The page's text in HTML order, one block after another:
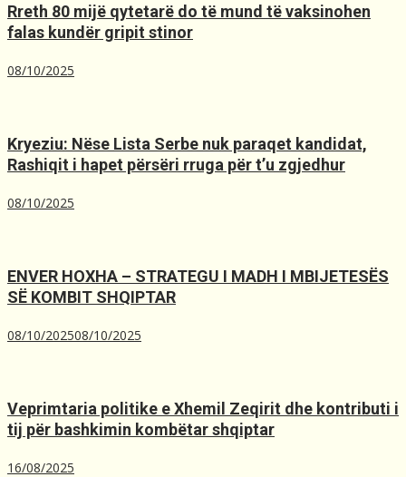
Rreth 80 mijë qytetarë do të mund të vaksinohen
falas kundër gripit stinor
08/10/2025
Kryeziu: Nëse Lista Serbe nuk paraqet kandidat,
Rashiqit i hapet përsëri rruga për t’u zgjedhur
08/10/2025
ENVER HOXHA – STRATEGU I MADH I MBIJETESËS
SË KOMBIT SHQIPTAR
08/10/202508/10/2025
Veprimtaria politike e Xhemil Zeqirit dhe kontributi i
tij për bashkimin kombëtar shqiptar
16/08/2025